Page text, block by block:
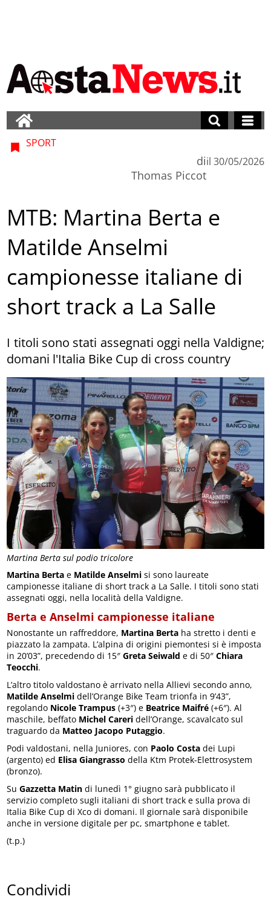
Martina Berta sul podio tricolore
SPORT
di
Thomas Piccot
il 30/05/2026
MTB: Martina Berta e
Matilde Anselmi
campionesse italiane di
short track a La Salle
I titoli sono stati assegnati oggi nella Valdigne;
domani l'Italia Bike Cup di cross country
Martina Berta e Matilde Anselmi si sono laureate
campionesse italiane di short track a La Salle. I titoli sono stati
assegnati oggi, nella località della Valdigne.
Berta e Anselmi campionesse italiane
Nonostante un raffreddore, Martina Berta ha stretto i denti e
piazzato la zampata. L’alpina di origini piemontesi si è imposta
in 20’03”, precedendo di 15″Greta Seiwald e di 50″Chiara
Teocchi.
L’altro titolo valdostano è arrivato nella Allievi secondo anno,
Matilde Anselmi dell’Orange Bike Team trionfa in 9’43”,
regolando Nicole Trampus (+3″) e Beatrice Maifré (+6″). Al
maschile, beffato Michel Careri dell’Orange, scavalcato sul
traguardo da Matteo Jacopo Putaggio.
Podi valdostani, nella Juniores, con Paolo Costa dei Lupi
(argento) ed Elisa Giangrasso della Ktm Protek-Elettrosystem
(bronzo).
SuGazzetta Matin di lunedì 1° giugno sarà pubblicato il
servizio completo sugli italiani di short track e sulla prova di
Italia Bike Cup di Xco di domani. Il giornale sarà disponibile
anche in versione digitale per pc, smartphone e tablet.
(t.p.)
Condividi